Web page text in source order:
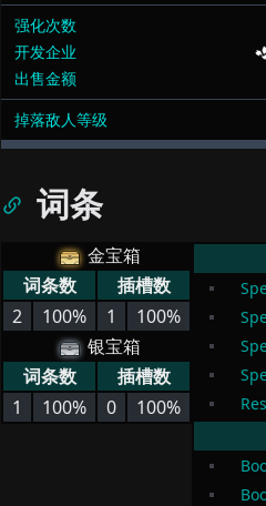
强化次数
开发企业
出售金额
掉落敌人等级
词条
金宝箱
词条数
插槽数
2
100% 1
100%
银宝箱
词条数
插槽数
1
100% 0 100%